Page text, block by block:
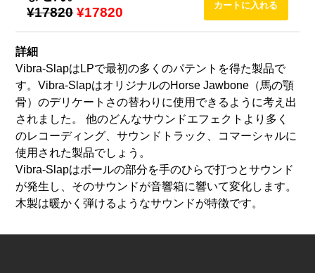
¥17820 ¥17820
詳細
Vibra-SlapはLPで最初の多くのパテントを得た製品で
す。Vibra-SlapはオリジナルのHorse Jawbone（馬の顎
骨）のデリケートさの替わりに使用できるように考え出
されました。 他のどんなサウンドエフェクトより多く
のレコーディング、サウンドトラック、コマーシャルに
使用された製品でしょう。
Vibra-Slapはボールの部分を手のひらで打つとサウンド
が発生し、そのサウンドが音響箱に響いて変化します。
木製は暖かく弾けるようなサウンドが特徴です。